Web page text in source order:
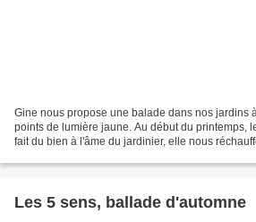
Gine nous propose une balade dans nos jardins
points de lumière jaune. Au début du printemps,
fait du bien à l'âme du jardinier, elle nous
Les 5 sens, ballade d'automne